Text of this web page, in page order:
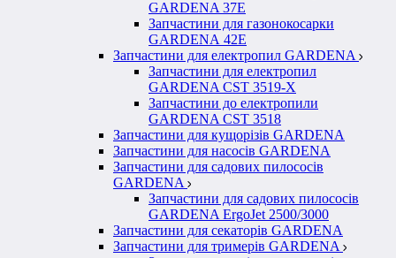
GARDENA 37Е
Запчастини для газонокосарки
GARDENА 42Е
Запчастини для електропил GARDENA
Запчастини для електропил
GARDENA CST 3519-X
Запчастини до електропили
GARDENA CST 3518
Запчастини для кущорізів GARDENA
Запчастини для насосів GARDENA
Запчастини для садових пилососів
GARDENA
Запчастини для садових пилососів
GARDENA ErgoJet 2500/3000
Запчастини для секаторів GARDENA
Запчастини для тримерів GARDENA